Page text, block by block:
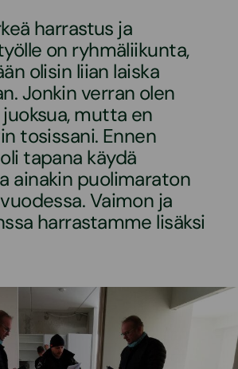
harrastus ja
on ryhmäliikunta,
olisin liian laiska
Jonkin verran olen
mutta en
tosissani. Ennen
tapana käydä
ainakin puolimaraton
Vaimon ja
harrastamme lisäksi